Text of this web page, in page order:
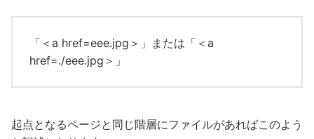
「＜a href=eee.jpg＞」または「＜a
href=./eee.jpg＞」
起点となるページと同じ階層にファイルがあればこのよう